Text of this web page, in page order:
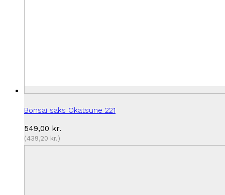
Bonsai saks Okatsune 221
549,00 kr.
(439,20 kr.)